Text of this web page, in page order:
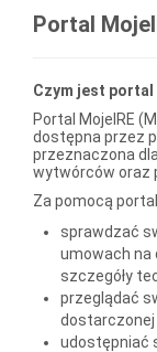
Portal
Czym jest portal
Portal MojeIRE
dostępna przez
przeznaczona
wytwórców oraz
Za pomocą
sprawdzać
umowach na
szczegóły
przeglądać
dostarczonej
udostępniać